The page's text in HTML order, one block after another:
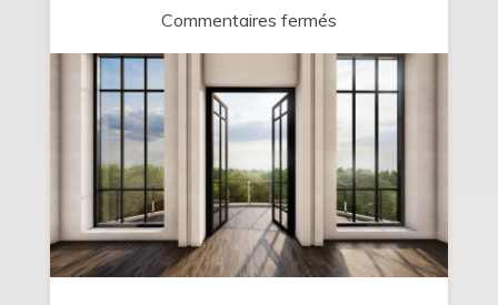
Commentaires ferméssur
Comment
choisir
portes
et
fenêtres
pour
allier